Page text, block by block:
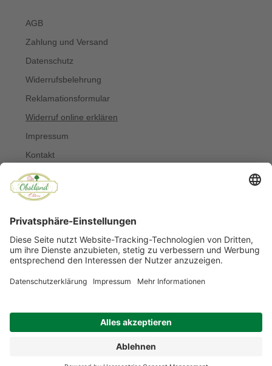
AGB
Zahlung und Versand
Datenschutz
Widerrufsbelehrung
Reklamationsformular
Widerruf online erklären
Impressum
Kontakt
Über uns
Allergiker
© Copyright 2022 Obstland Ehlers
Noch sind keine Bewertungen vorhanden.